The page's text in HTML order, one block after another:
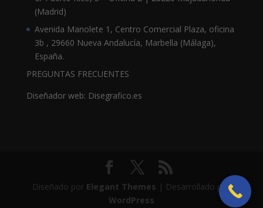
(Madrid)
Avenida Manolete 1, Centro Comercial Plaza, oficina
3b , 29660 Nueva Andalucía, Marbella (Málaga),
España.
PREGUNTAS FRECUENTES
Diseñador web: Disegrafico.es
Diseñado por Elegant Themes | Desarrollado por
WordPress